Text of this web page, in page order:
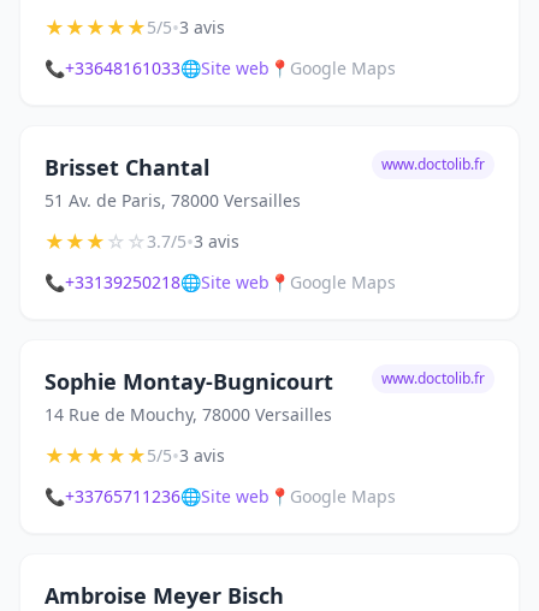
★★★★★5/5•3 avis
📞+33648161033🌐Site web 📍 Google Maps
Brisset Chantal
51 Av. de Paris, 78000 Versailles
www.doctolib.fr
★★★☆☆3.7/5•3 avis
📞+33139250218🌐Site web 📍 Google Maps
Sophie Montay-Bugnicourt
14 Rue de Mouchy, 78000 Versailles
www.doctolib.fr
★★★★★5/5•3 avis
📞+33765711236🌐Site web 📍 Google Maps
Ambroise Meyer Bisch